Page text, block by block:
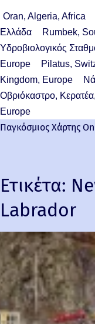
Oran, Algeria, Africa
Ελλάδα
Rumbek,
Υδροβιολογικός
Europe
Pilatus,
Kingdom, Europe
Οβριόκαστρο,
Europe
Παγκόσμιος Χάρτης
Ετικέτα:
Labrador